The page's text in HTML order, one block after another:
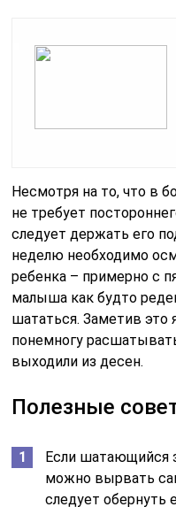
Несмотря на то, что в
не требует
следует держать его
неделю необходимо
ребенка – примерно с
малыша как будто
шататься. Заметив это
понемногу
выходили из десен.
Полезные
Если шатающийся
можно вырвать
следует обернуть